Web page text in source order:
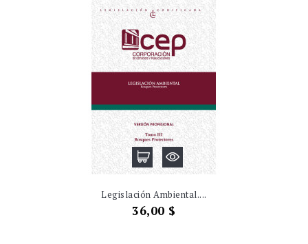
Legislación Ambiental....
Precio
36,00 $